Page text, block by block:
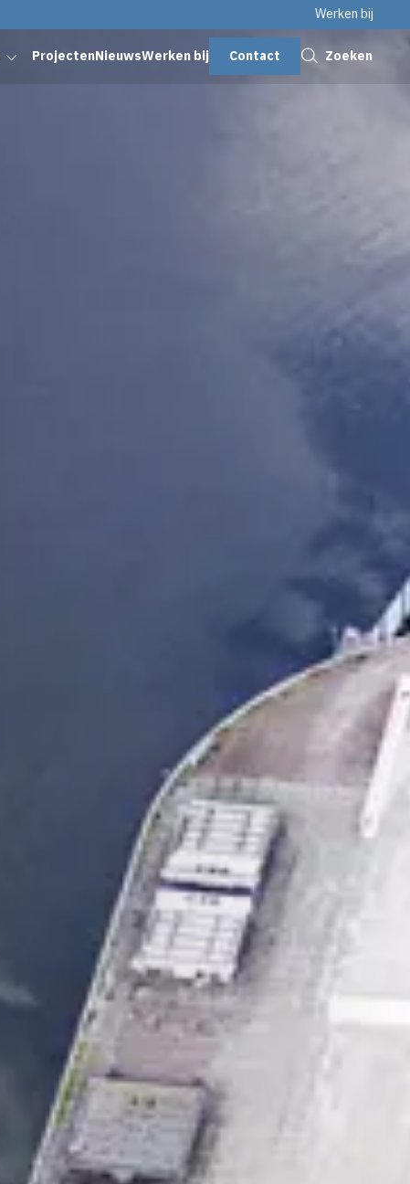
Werken bij
ProjectenNieuwsWerken bij Contact Zoeken
Sluiten